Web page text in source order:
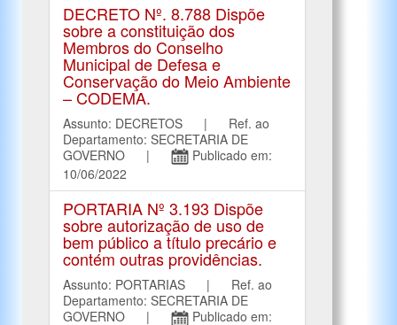
DECRETO Nº. 8.788 Dispõe
sobre a constituição dos
Membros do Conselho
Municipal de Defesa e
Conservação do Meio Ambiente
– CODEMA.
Assunto: DECRETOS | Ref. ao
Departamento: SECRETARIA DE
GOVERNO |
Publicado em:
10/06/2022
PORTARIA Nº 3.193 Dispõe
sobre autorização de uso de
bem público a título precário e
contém outras providências.
Assunto: PORTARIAS | Ref. ao
Departamento: SECRETARIA DE
GOVERNO |
Publicado em: